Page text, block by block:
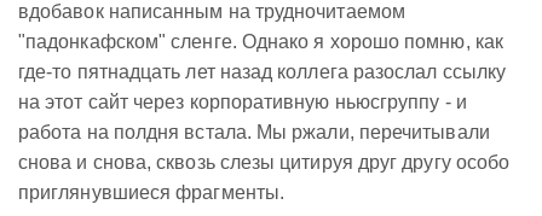
вдобавок написанным на трудночитаемом
"падонкафском" сленге. Однако я хорошо помню, как
где-то пятнадцать лет назад коллега разослал ссылку
на этот сайт через корпоративную ньюсгруппу - и
работа на полдня встала. Мы ржали, перечитывали
снова и снова, сквозь слезы цитируя друг другу особо
приглянувшиеся фрагменты.